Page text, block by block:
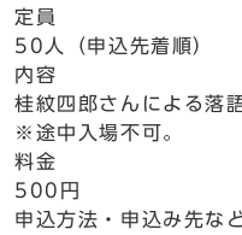
定員
50人（申込先着順）
内容
桂紋四郎さんによる落
※途中入場不可。
料金
500円
申込方法・申込み先な